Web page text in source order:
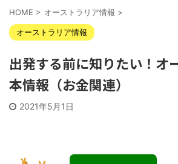
HOME > オーストラリア情報 >
オーストラリア情報
出発する前に知りたい！オ
本情報（お金関連）
2021年5月1日